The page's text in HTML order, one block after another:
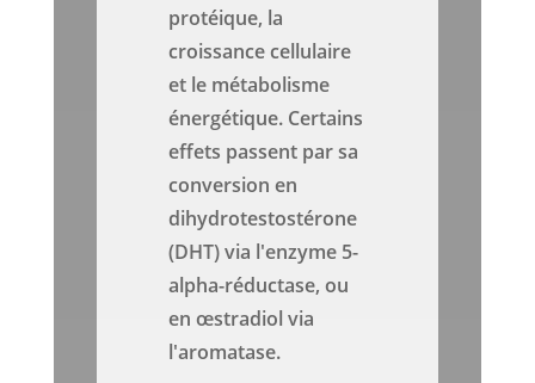
protéique, la
croissance cellulaire
et le métabolisme
énergétique. Certains
effets passent par sa
conversion en
dihydrotestostérone
(DHT) via l'enzyme 5-
alpha-réductase, ou
en œstradiol via
l'aromatase.